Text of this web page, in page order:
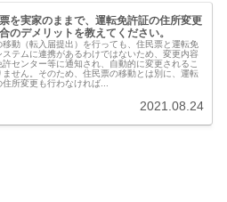
を実家のままで、運転免許証の住所変更
のデメリットを教えてください。
移動（転入届提出）を行っても、住民票と運転免
ステムに連携があるわけではないため、変更内容
許センター等に通知され、自動的に変更されるこ
ません。そのため、住民票の移動とは別に、運転
所変更も行わなければ...
2021.08.24